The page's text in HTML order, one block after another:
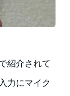
紹介されて
力にマイク